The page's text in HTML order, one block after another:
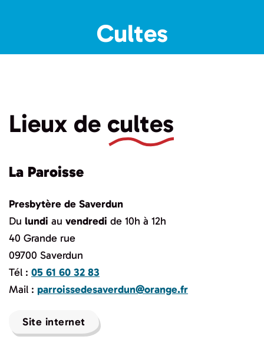
Cultes
Lieux de cultes
La Paroisse
Presbytère de Saverdun
Du lundi au vendredi de 10h à 12h
40 Grande rue
09700 Saverdun
Tél : 05 61 60 32 83
Mail : parroissedesaverdun@orange.fr
Site internet